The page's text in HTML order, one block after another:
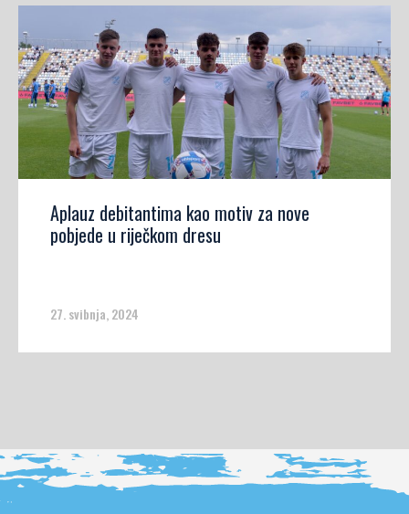
Aplauz debitantima kao motiv za nove
pobjede u riječkom dresu
27. svibnja, 2024